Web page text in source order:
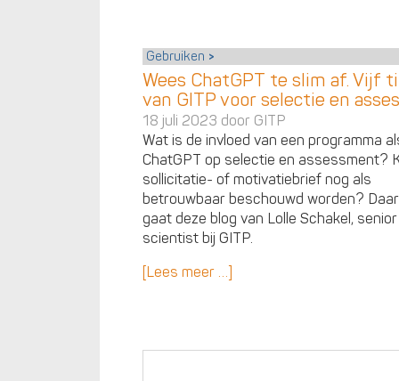
Gebruiken
Wees ChatGPT te slim af. Vijf
van GITP voor selectie en
18 juli 2023 door GITP
Wat is de invloed van een programma
ChatGPT op selectie en assessment?
sollicitatie- of motivatiebrief nog als
betrouwbaar beschouwd worden?
gaat deze blog van Lolle Schakel,
scientist bij GITP.
[Lees meer …]